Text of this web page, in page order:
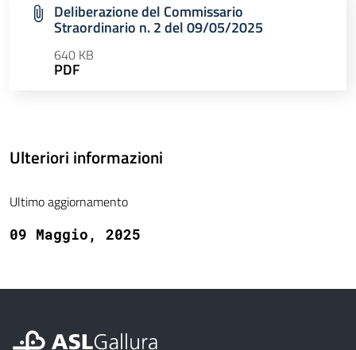
Deliberazione del Commissario
Straordinario n. 2 del 09/05/2025
640 KB
PDF
Ulteriori informazioni
Ultimo aggiornamento
09 Maggio, 2025